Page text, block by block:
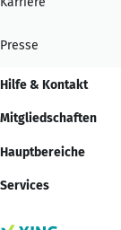
Presse
Hilfe & Kontakt
Mitgliedschaften
Hauptbereiche
Services